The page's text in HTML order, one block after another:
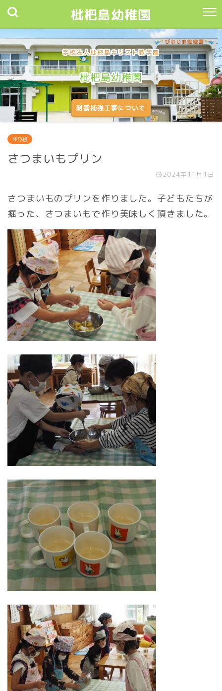
枇杷島幼稚園
学校法人枇杷島キリスト教学園
枇杷島幼稚園
耐震補強工事について
ゆり組
さつまいもプリン
2024年11月1日
さつまいものプリンを作りました。子どもたちが
掘った、さつまいもで作り美味しく頂きました。